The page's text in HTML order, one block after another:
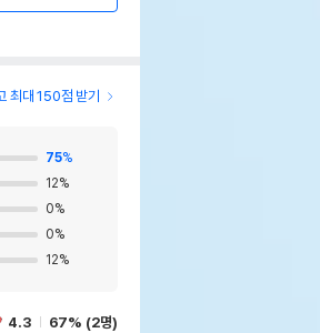
최대 150점 받기
75%
12%
0%
0%
12%
4.3 67% (2명)